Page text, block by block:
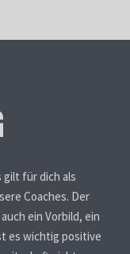
gilt für dich als
Coaches. Der
ein Vorbild, ein
es wichtig positive